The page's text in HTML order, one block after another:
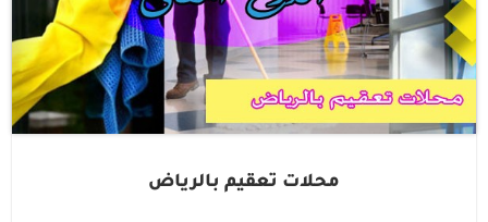
محلات تعقيم بالرياض